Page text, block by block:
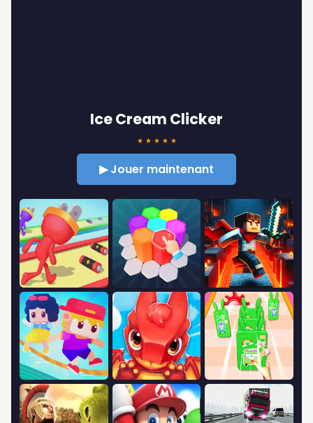
Ice Cream Clicker
★ ★ ★ ★ ★
▶ Jouer maintenant